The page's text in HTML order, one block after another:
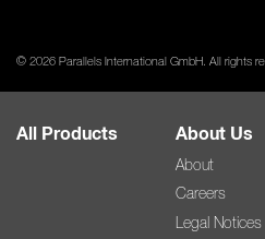
© 2026 Parallels International GmbH. All rights
All Products About Us
About
Careers
Legal Notices